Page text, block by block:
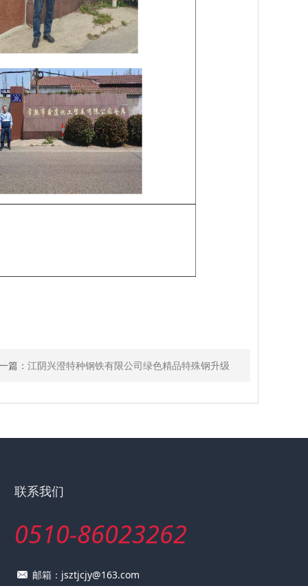
篇： 江阴兴澄特种钢铁有限公司绿色精品特殊钢升级
联系我们
0510-86023262
邮箱：jsztjcjy@163.com